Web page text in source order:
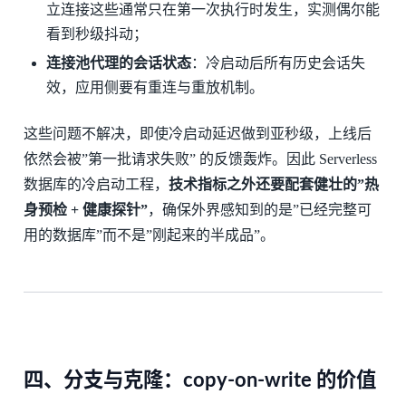
立连接这些通常只在第一次执行时发生，实测偶尔能
看到秒级抖动；
连接池代理的会话状态：冷启动后所有历史会话失
效，应用侧要有重连与重放机制。
这些问题不解决，即使冷启动延迟做到亚秒级，上线后
依然会被”第一批请求失败” 的反馈轰炸。因此 Serverless
数据库的冷启动工程， 技术指标之外还要配套健壮的”热
身预检 + 健康探针”，确保外界感知到的是”已经完整可
用的数据库”而不是”刚起来的半成品”。
四、分支与克隆：copy-on-write 的价值